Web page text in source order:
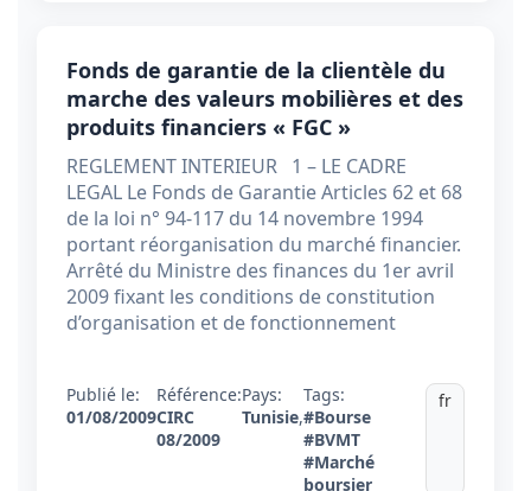
Fonds de garantie de la clientèle du
marche des valeurs mobilières et des
produits financiers « FGC »
REGLEMENT INTERIEUR 1 – LE CADRE
LEGAL Le Fonds de Garantie Articles 62 et 68
de la loi n° 94-117 du 14 novembre 1994
portant réorganisation du marché financier.
Arrêté du Ministre des finances du 1er avril
2009 fixant les conditions de constitution
d’organisation et de fonctionnement
Publié le:
01/08/2009
Référence:
CIRC
08/2009
Pays:
Tunisie,
Tags:
#Bourse
#BVMT
#Marché
boursier
fr